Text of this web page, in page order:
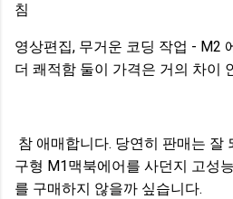
침
영상편집, 무거운 코딩 작업 - M2
더 쾌적함 둘이 가격은 거의 차이
참 애매합니다. 당연히 판매는 잘
구형 M1맥북에어를 사던지 고성
를 구매하지 않을까 싶습니다.